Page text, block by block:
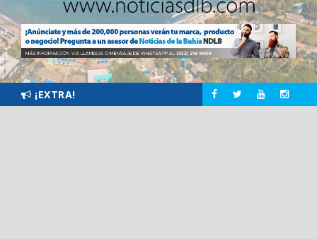
¡EXTRA!